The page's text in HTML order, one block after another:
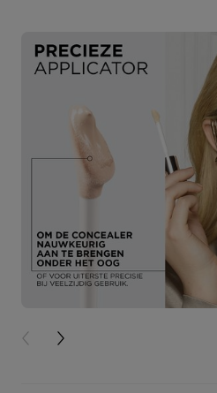
PREVIOUS CARD
NEXT CARD